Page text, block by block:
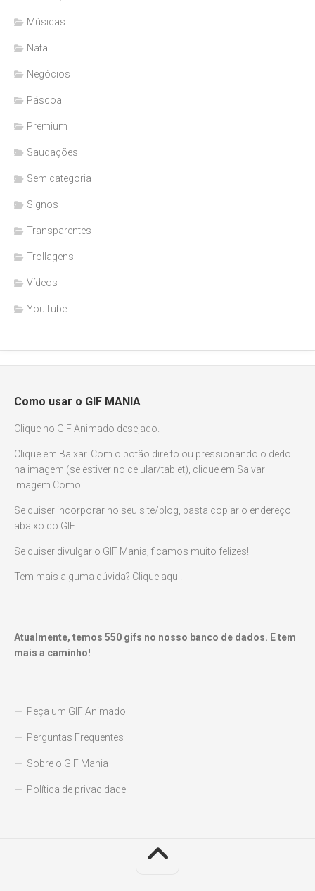
Músicas
Natal
Negócios
Páscoa
Premium
Saudações
Sem categoria
Signos
Transparentes
Trollagens
Vídeos
YouTube
Como usar o GIF MANIA
Clique no GIF Animado desejado.
Clique em Baixar. Com o botão direito ou pressionando o dedo
na imagem (se estiver no celular/tablet), clique em Salvar
Imagem Como.
Se quiser incorporar no seu site/blog, basta copiar o endereço
abaixo do GIF.
Se quiser divulgar o GIF Mania, ficamos muito felizes!
Tem mais alguma dúvida? Clique aqui.
Atualmente, temos 550 gifs no nosso banco de dados. E tem
mais a caminho!
Peça um GIF Animado
Perguntas Frequentes
Sobre o GIF Mania
Política de privacidade